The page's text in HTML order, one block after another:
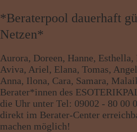
*Beraterpool dauerhaft
Netzen*
Aurora, Doreen, Hanne, Esthella,
Aviva, Ariel, Elana, Tomas,
Anna, Ilona, Cara, Samara,
Berater*innen des
die Uhr unter Tel: 09002 - 80 00
direkt im Berater-Center
machen möglich!